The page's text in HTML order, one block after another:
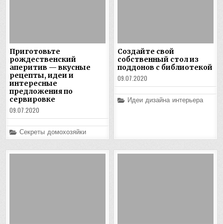
Приготовьте
рождественский
аперитив — вкусные
рецепты, идеи и
интересные
предложения по
сервировке
09.07.2020
Posted
in
Секреты домохозяйки
Создайте свой
собственный стол из
поддонов с библиотекой
09.07.2020
Posted
in
Идеи дизайна интерьера